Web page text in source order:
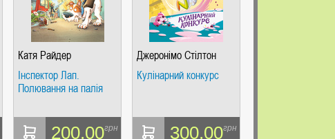
Катя Райдер
Інспектор Лап.
Полювання на палія
200.00грн
Джеронімо Стілтон
Кулінарний конкурс
300.00грн